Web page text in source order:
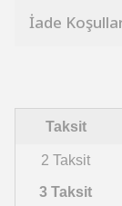
İade
Taksit
2 Taksit
3 Taksit